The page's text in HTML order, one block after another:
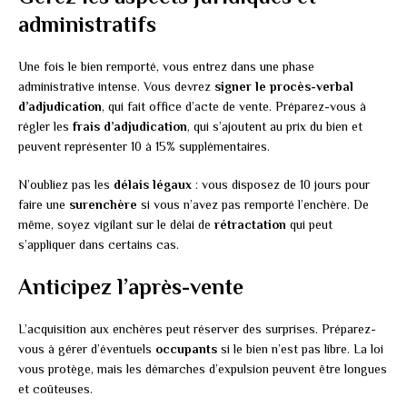
administratifs
Une fois le bien remporté, vous entrez dans une phase
administrative intense. Vous devrez signer le procès-verbal
d’adjudication, qui fait office d’acte de vente. Préparez-vous à
régler les frais d’adjudication, qui s’ajoutent au prix du bien et
peuvent représenter 10 à 15% supplémentaires.
N’oubliez pas les délais légaux : vous disposez de 10 jours pour
faire une surenchère si vous n’avez pas remporté l’enchère. De
même, soyez vigilant sur le délai de rétractation qui peut
s’appliquer dans certains cas.
Anticipez l’après-vente
L’acquisition aux enchères peut réserver des surprises. Préparez-
vous à gérer d’éventuels occupants si le bien n’est pas libre. La loi
vous protège, mais les démarches d’expulsion peuvent être longues
et coûteuses.